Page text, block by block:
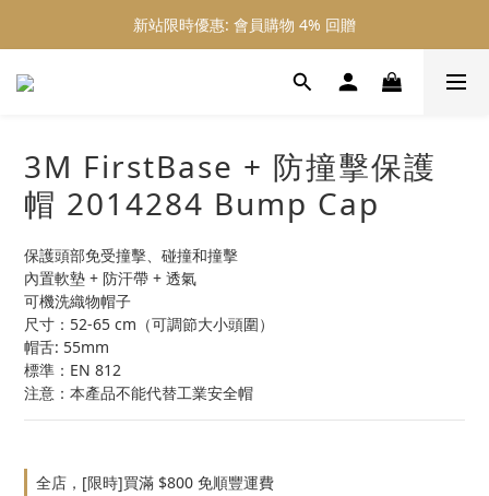
新站限時優惠: 會員購物 4% 回贈
新站限時優惠: 會員購物 4% 回贈
新站限時優惠: 滿 $800 順豐免運費
3M FirstBase + 防撞擊保護
帽 2014284 Bump Cap
保護頭部免受撞擊、碰撞和撞擊
內置軟墊 + 防汗帶 + 透氣
可機洗織物帽子
尺寸：52-65 cm（可調節大小頭圍）
帽舌: 55mm
標準：EN 812
注意：本產品不能代替工業安全帽
全店，[限時]買滿 $800 免順豐運費